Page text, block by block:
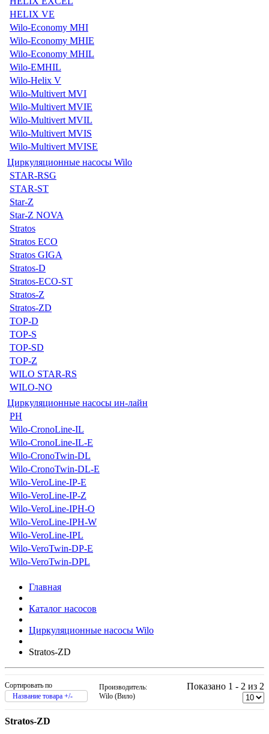
HELIX VE
Wilo-Economy MHI
Wilo-Economy MHIE
Wilo-Economy MHIL
Wilo-EMHIL
Wilo-Helix V
Wilo-Multivert MVI
Wilo-Multivert MVIE
Wilo-Multivert MVIL
Wilo-Multivert MVIS
Wilo-Multivert MVISE
Циркуляционные насосы Wilo
STAR-RSG
STAR-ST
Star-Z
Star-Z NOVA
Stratos
Stratos ECO
Stratos GIGA
Stratos-D
Stratos-ECO-ST
Stratos-Z
Stratos-ZD
TOP-D
TOP-S
TOP-SD
TOP-Z
WILO STAR-RS
WILO-NO
Циркуляционные насосы ин-лайн
PH
Wilo-CronoLine-IL
Wilo-CronoLine-IL-E
Wilo-CronoTwin-DL
Wilo-CronoTwin-DL-E
Wilo-VeroLine-IP-E
Wilo-VeroLine-IP-Z
Wilo-VeroLine-IPH-O
Wilo-VeroLine-IPH-W
Wilo-VeroLine-IPL
Wilo-VeroTwin-DP-E
Wilo-VeroTwin-DPL
Главная
Каталог насосов
Циркуляционные насосы Wilo
Stratos-ZD
Сортировать по
Название товара +/-
Производитель:
Wilo (Вило)
Показано 1 - 2 из 2
Stratos-ZD